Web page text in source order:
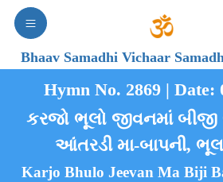
Bhaav Samadhi Vichaar
Hymn No. 2869 | Date:
કરજો ભૂલો જીવનમાં બીજી
આંતરડી મા-બાપની,
Karjo Bhulo Jeevan Ma Biji